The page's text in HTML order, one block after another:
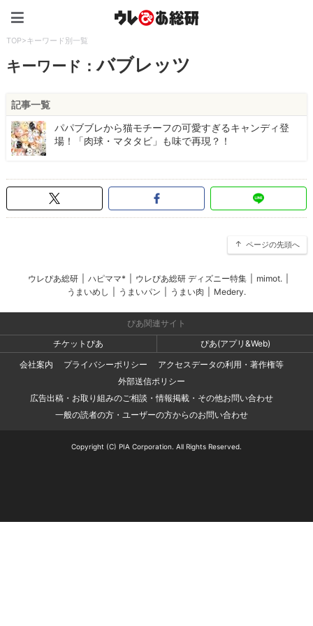
TOP>キーワード別一覧
キーワード：バブレッツ
記事一覧
パパブブレから猫モチーフの可愛すぎるキャンディ登
場！「肉球・マタタビ」も味で再現？！
ページの先頭へ
ウレぴあ総研 ハピママ* ウレぴあ総研 ディズニー特集 mimot.
うまいめし
うまいパン うまい肉 Medery.
ぴあ関連サイト
チケットぴあ
ぴあ(アプリ&Web)
会社案内
プライバシーポリシー
アクセスデータの利用・著作権等
外部送信ポリシー
広告出稿・お取り組みのご相談・情報掲載・その他お問い合わせ
一般の読者の方・ユーザーの方からのお問い合わせ
Copyright (C) PIA Corporation. All Rights Reserved.